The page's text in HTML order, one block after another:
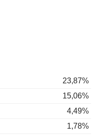
23,87%
15,06%
4,49%
1,78%